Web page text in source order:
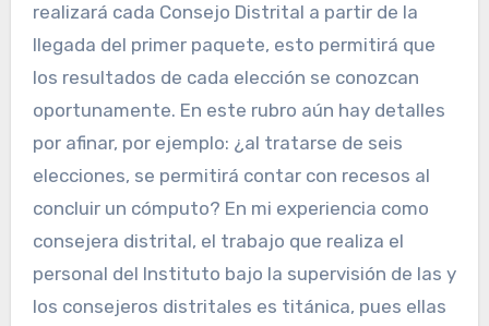
realizará cada Consejo Distrital a partir de la
llegada del primer paquete, esto permitirá que
los resultados de cada elección se conozcan
oportunamente. En este rubro aún hay detalles
por afinar, por ejemplo: ¿al tratarse de seis
elecciones, se permitirá contar con recesos al
concluir un cómputo? En mi experiencia como
consejera distrital, el trabajo que realiza el
personal del Instituto bajo la supervisión de las y
los consejeros distritales es titánica, pues ellas